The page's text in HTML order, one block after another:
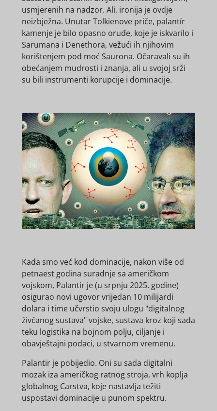
usmjerenih na nadzor. Ali, ironija je ovdje
neizbježna. Unutar Tolkienove priče, palantír
kamenje je bilo opasno oruđe, koje je iskvarilo i
Sarumana i Denethora, vežući ih njihovim
korištenjem pod moć Saurona. Očaravali su ih
obećanjem mudrosti i znanja, ali u svojoj srži
su bili instrumenti korupcije i dominacije.
Kada smo već kod dominacije, nakon više od
petnaest godina suradnje sa američkom
vojskom, Palantir je (u srpnju 2025. godine)
osigurao novi ugovor vrijedan 10 milijardi
dolara i time učvrstio svoju ulogu "digitalnog
živčanog sustava" vojske, sustava kroz koji sada
teku logistika na bojnom polju, ciljanje i
obavještajni podaci, u stvarnom vremenu.
Palantir je pobijedio. Oni su sada digitalni
mozak iza američkog ratnog stroja, vrh koplja
globalnog Carstva, koje nastavlja težiti
uspostavi dominacije u punom spektru.